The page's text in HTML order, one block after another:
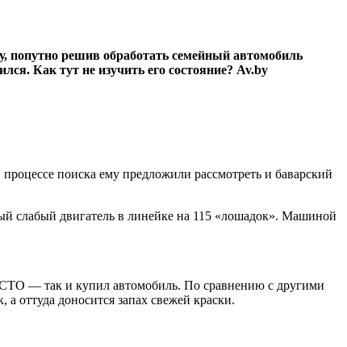
попутно решив обработать семейный автомобиль
Как тут не изучить его состояние? Av.by
поиска ему предложили рассмотреть и баварский
слабый двигатель в линейке на 115 «лошадок». Машиной
— так и купил автомобиль. По сравнению с другими
оттуда доносится запах свежей краски.